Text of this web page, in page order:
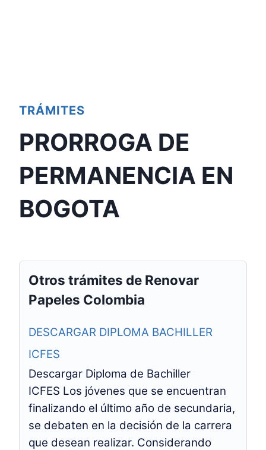
TRÁMITES
PRORROGA DE
PERMANENCIA EN
BOGOTA
Otros trámites de Renovar
Papeles Colombia
DESCARGAR DIPLOMA BACHILLER
ICFES
Descargar Diploma de Bachiller
ICFES Los jóvenes que se encuentran
finalizando el último año de secundaria,
se debaten en la decisión de la carrera
que desean realizar. Considerando